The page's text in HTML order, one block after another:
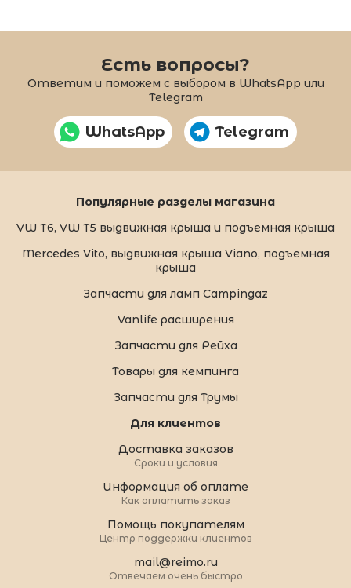
Есть вопросы?
Ответим и поможем с выбором в WhatsApp или
Telegram
WhatsApp Telegram
Популярные разделы магазина
VW T6, VW T5 выдвижная крыша и подъемная крыша
Mercedes Vito, выдвижная крыша Viano, подъемная
крыша
Запчасти для ламп Campingaz
Vanlife расширения
Запчасти для Рейха
Товары для кемпинга
Запчасти для Трумы
Для клиентов
Доставка заказов
Сроки и условия
Информация об оплате
Как оплатить заказ
Помощь покупателям
Центр поддержки клиентов
mail@reimo.ru
Отвечаем очень быстро